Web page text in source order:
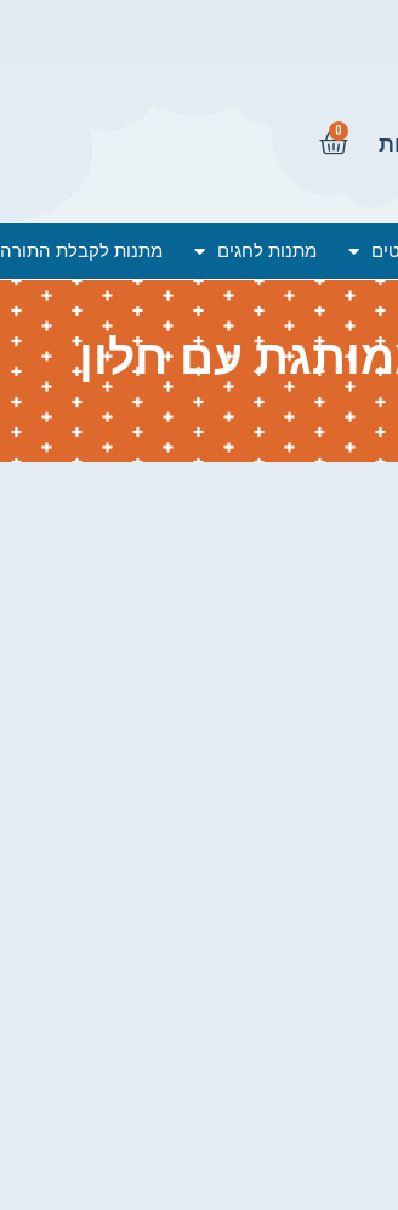
0
מתנות לחגים מתנות לקבלת התורה
עם חלון